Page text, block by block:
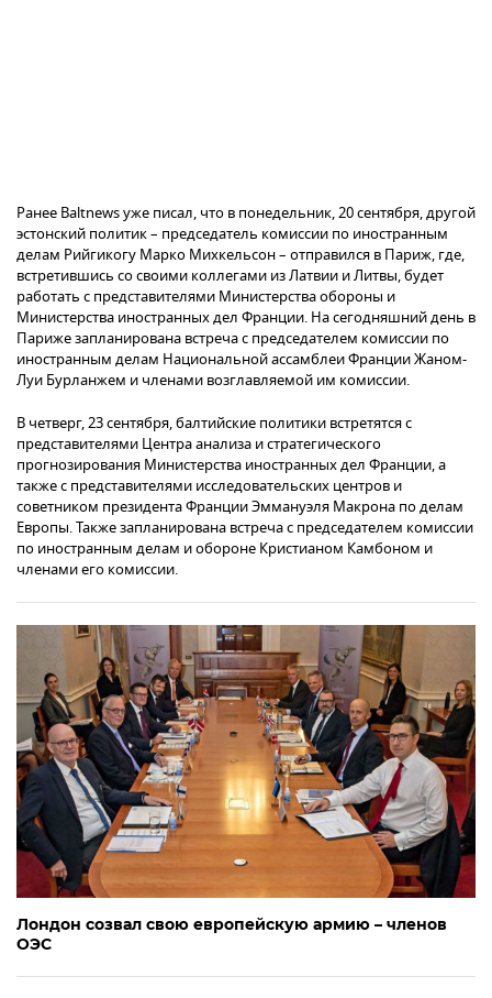
Ранее Baltnews уже писал, что в понедельник, 20 сентября, другой
эстонский политик – председатель комиссии по иностранным
делам Рийгикогу Марко Михкельсон – отправился в Париж, где,
встретившись со своими коллегами из Латвии и Литвы, будет
работать с представителями Министерства обороны и
Министерства иностранных дел Франции. На сегодняшний день в
Париже запланирована встреча с председателем комиссии по
иностранным делам Национальной ассамблеи Франции Жаном-
Луи Бурланжем и членами возглавляемой им комиссии.
В четверг, 23 сентября, балтийские политики встретятся с
представителями Центра анализа и стратегического
прогнозирования Министерства иностранных дел Франции, а
также с представителями исследовательских центров и
советником президента Франции Эммануэля Макрона по делам
Европы. Также запланирована встреча с председателем комиссии
по иностранным делам и обороне Кристианом Камбоном и
членами его комиссии.
Лондон созвал свою европейскую армию – членов
ОЭС